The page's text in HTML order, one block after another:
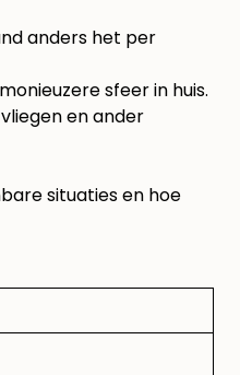
anders het per
sfeer in huis.
en ander
situaties en hoe